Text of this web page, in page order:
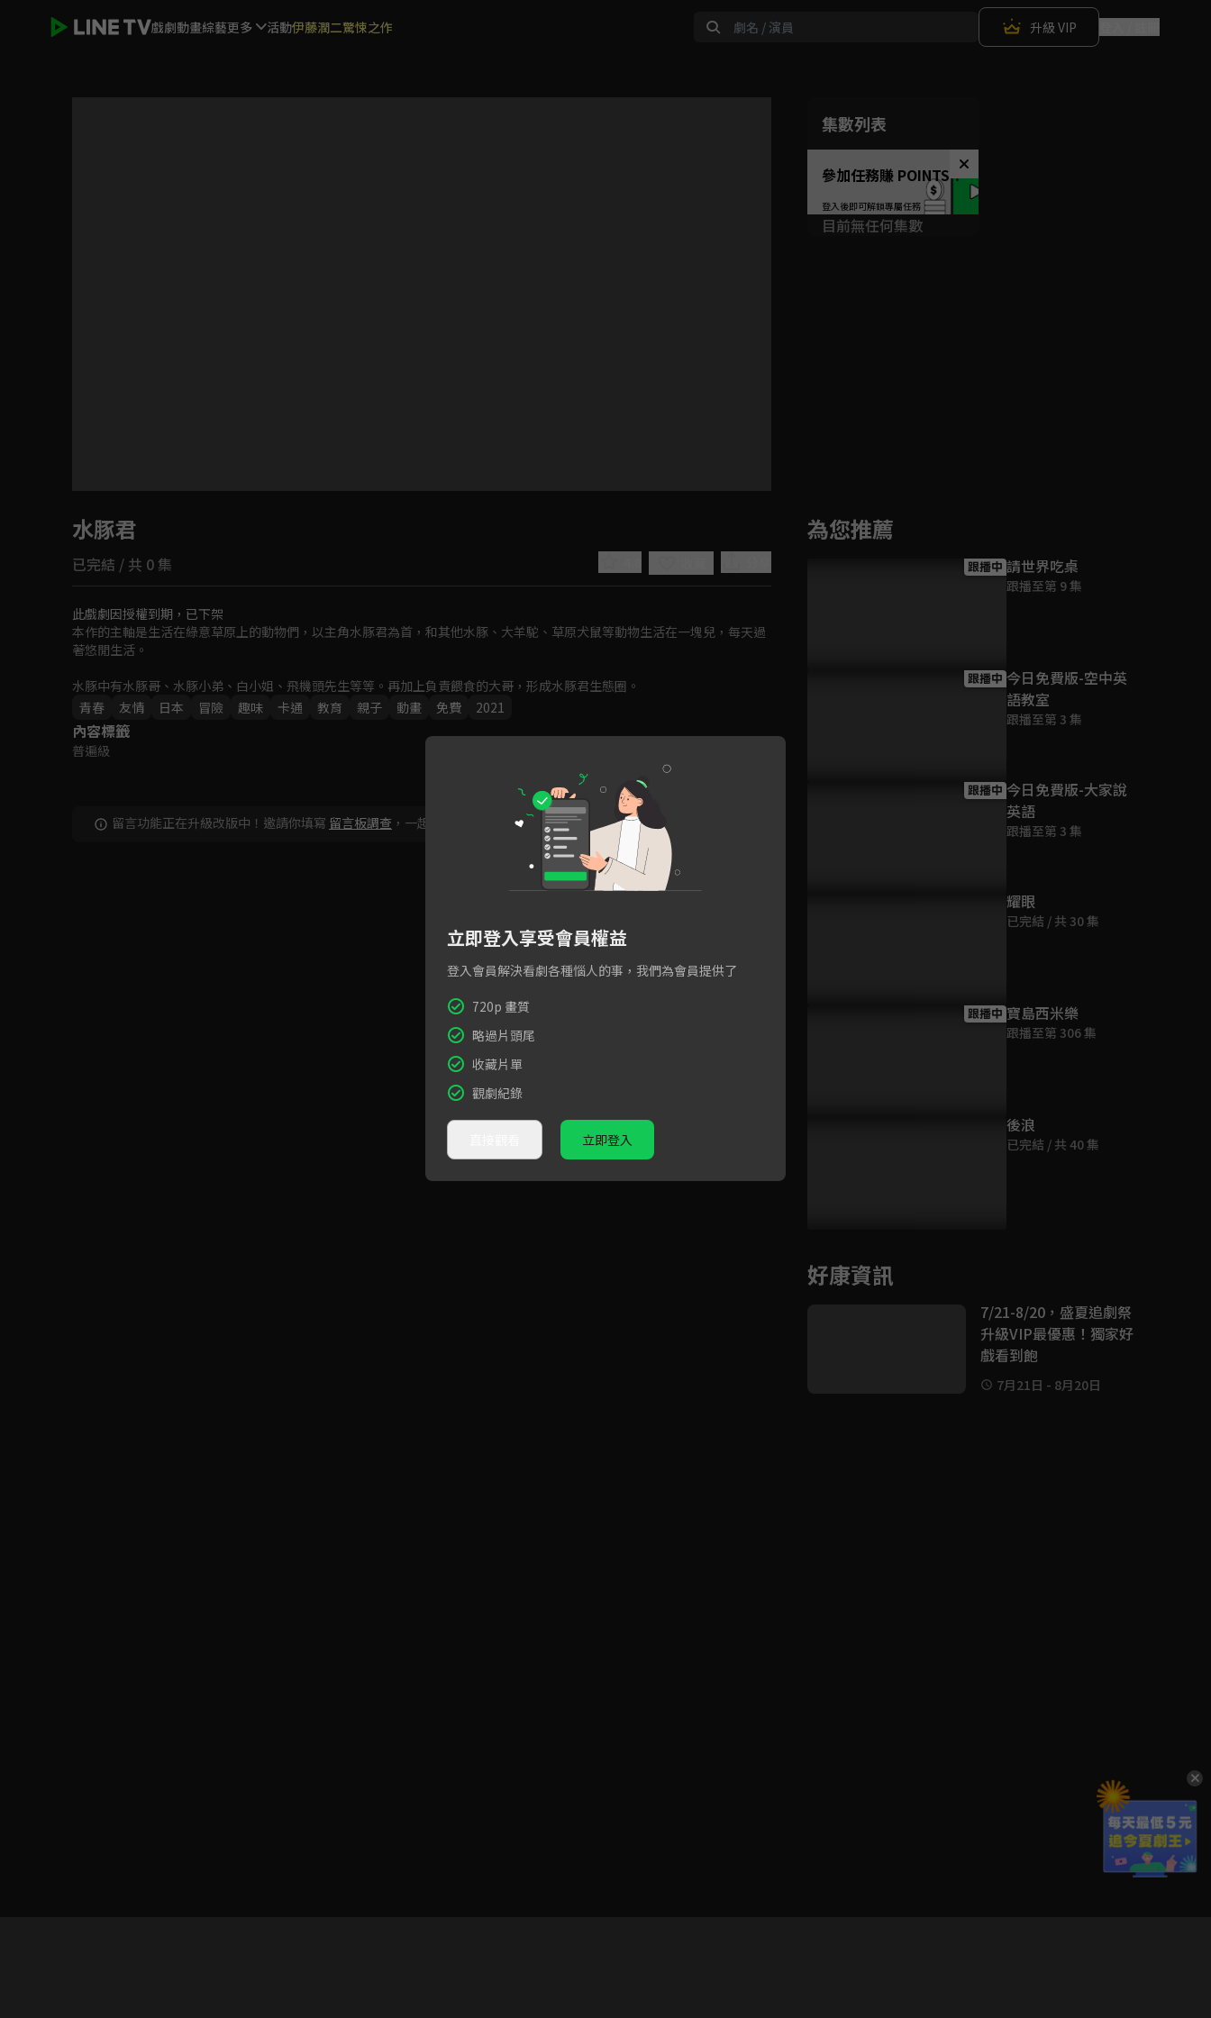
戲劇動畫綜藝更多 活動伊藤潤二驚悚之作 升級 VIP
Play
集數列表
參加任務賺 POINTS！
目前無任何集數
水豚君
已完結 / 共 0 集
此戲劇因授權到期，已下架
本作的主軸是生活在綠意草原上的動物們，以主角水豚君為首，和其他水豚、大羊駝、草原犬鼠等動物生活在一塊兒，每天過
著悠閒生活。
水豚中有水豚哥、水豚小弟、白小姐、飛機頭先生等等。再加上負責餵食的大哥，形成水豚君生態圈。
青春
友情 日本 冒險 趣味 卡通 教育 親子 動畫 免費 2021
內容標籤
普遍級
留言功能正在升級改版中！邀請你填寫 留言板調查 ，一起共創新版留言功能！
為您推薦
跟播中 請世界吃桌
跟播至第 9 集
跟播中 今日免費版-空中英
語教室
跟播至第 3 集
跟播中 今日免費版-大家說
英語
跟播至第 3 集
耀眼
已完結 / 共 30 集
跟播中 寶島西米樂
跟播至第 306 集
後浪
已完結 / 共 40 集
好康資訊
7/21-8/20，盛夏追劇祭
升級VIP最優惠！獨家好
戲看到飽
7月21日 - 8月20日
立即登入享受會員權益
登入會員解決看劇各種惱人的事，我們為會員提供了
720p 畫質
略過片頭尾
收藏片單
觀劇紀錄
立即登入